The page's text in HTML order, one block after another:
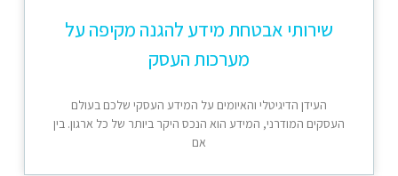
שירותי אבטחת מידע להגנה מקיפה על
מערכות העסק
העידן הדיגיטלי והאיומים על המידע העסקי שלכם בעולם
העסקים המודרני, המידע הוא הנכס היקר ביותר של כל ארגון. בין
אם